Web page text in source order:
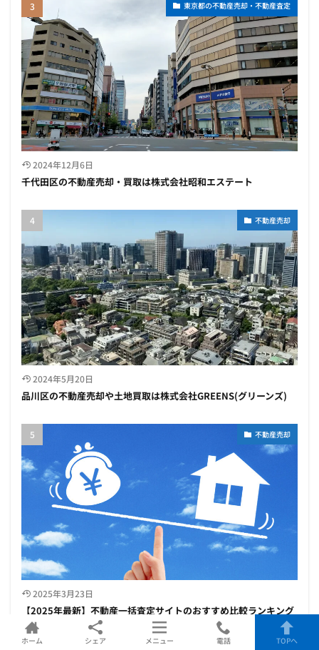
東京都の不動産売却・不動産査定
2024年12月6日
千代田区の不動産売却・買取は株式会社昭和エステート
不動産売却
2024年5月20日
品川区の不動産売却や土地買取は株式会社GREENS(グリーンズ)
不動産売却
2025年3月23日
【2025年最新】不動産一括査定サイトのおすすめ比較ランキング
７選
ホーム シェア メニュー 電話 TOPへ